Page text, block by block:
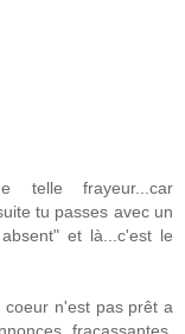
frayeur...car
tu passes avec un
et là...c'est le
coeur n'est pas prêt a